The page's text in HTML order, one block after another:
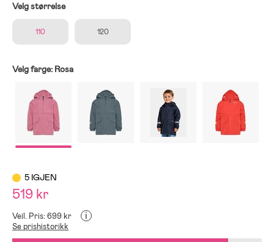
Velg størrelse
110 120
Velg farge: Rosa
5 IGJEN
519 kr
Veil. Pris: 699 kr i
Se prishistorikk